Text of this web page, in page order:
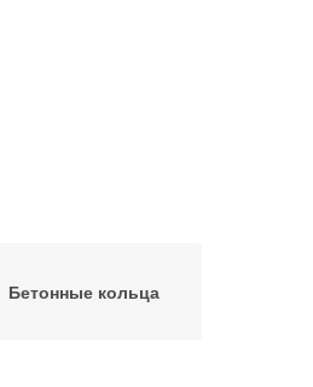
Бетонные кольца